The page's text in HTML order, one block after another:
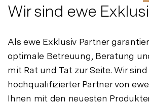
Wir sind ewe
Als ewe Exklusiv Partner
optimale Betreuung, Beratung
mit Rat und Tat zur Seite. Wir sind
hochqualifizierter Partner von
Ihnen mit den neuesten